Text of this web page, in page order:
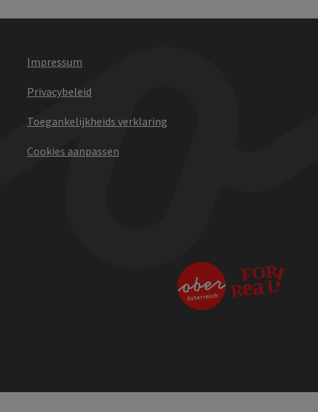
Impressum
Privacybeleid
Toegankelijkheids verklaring
Cookies aanpassen